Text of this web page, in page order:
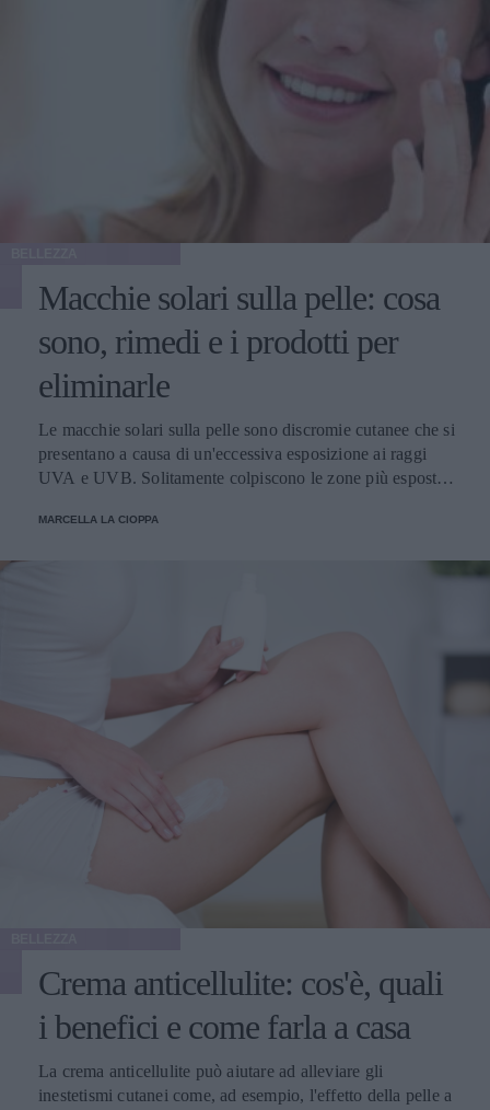
Macchie solari sulla pelle: cosa
sono, rimedi e i prodotti per
eliminarle
Le macchie solari sulla pelle sono discromie cutanee che si
presentano a causa di un'eccessiva esposizione ai raggi
UVA e UVB. Solitamente colpiscono le zone più esposte,
attenuarle e i prodotti migliori per schiarirle.
MARCELLA LA CIOPPA
Crema anticellulite: cos'è, quali
i benefici e come farla a casa
La crema anticellulite può aiutare ad alleviare gli
inestetismi cutanei come, ad esempio, l'effetto della pelle a